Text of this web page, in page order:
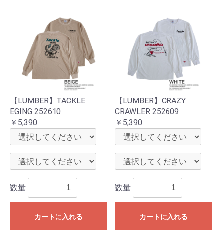
【LUMBER】TACKLE
EGING 252610
￥5,390
数量
カートに入れる
【LUMBER】CRAZY
CRAWLER 252609
￥5,390
数量
カートに入れる